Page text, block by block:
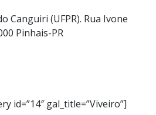
Canguiri (UFPR). Rua Ivone
Pinhais-PR
id=”14″ gal_title=”Viveiro”]